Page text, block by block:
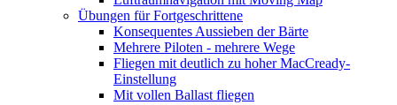
Übungen für Fortgeschrittene
Konsequentes Aussieben der Bärte
Mehrere Piloten - mehrere Wege
Fliegen mit deutlich zu hoher MacCready-
Einstellung
Mit vollen Ballast fliegen